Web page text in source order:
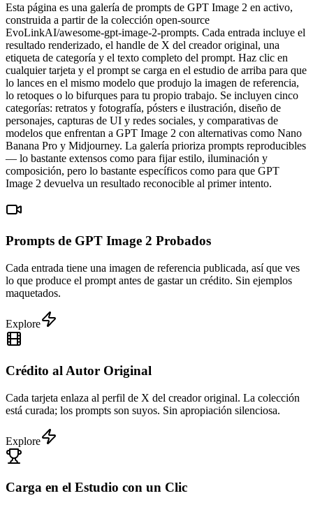
Esta página es una galería de prompts de GPT Image 2 en activo,
construida a partir de la colección open-source
EvoLinkAI/awesome-gpt-image-2-prompts. Cada entrada incluye el
resultado renderizado, el handle de X del creador original, una
etiqueta de categoría y el texto completo del prompt. Haz clic en
cualquier tarjeta y el prompt se carga en el estudio de arriba para que
lo lances en el mismo modelo que produjo la imagen de referencia,
lo retoques o lo bifurques para tu propio trabajo. Se incluyen cinco
categorías: retratos y fotografía, pósters e ilustración, diseño de
personajes, capturas de UI y redes sociales, y comparativas de
modelos que enfrentan a GPT Image 2 con alternativas como Nano
Banana Pro y Midjourney. La galería prioriza prompts reproducibles
— lo bastante extensos como para fijar estilo, iluminación y
composición, pero lo bastante específicos como para que GPT
Image 2 devuelva un resultado reconocible al primer intento.
Prompts de GPT Image 2 Probados
Cada entrada tiene una imagen de referencia publicada, así que ves
lo que produce el prompt antes de gastar un crédito. Sin ejemplos
maquetados.
Explore
Crédito al Autor Original
Cada tarjeta enlaza al perfil de X del creador original. La colección
está curada; los prompts son suyos. Sin apropiación silenciosa.
Explore
Carga en el Estudio con un Clic